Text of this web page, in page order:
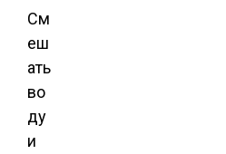
См
еш
ать
во
ду
и